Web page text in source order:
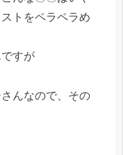
トをペラペラめ
すが
んなので、その